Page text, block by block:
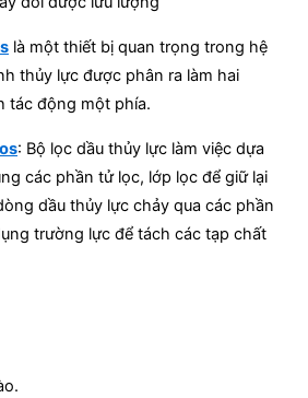
là một thiết bị quan trọng trong hệ
thủy lực được phân ra làm hai
tác động một phía.
: Bộ lọc dầu thủy lực làm việc dựa
các phần tử lọc, lớp lọc để giữ lại
dầu thủy lực chảy qua các phần
trường lực để tách các tạp chất